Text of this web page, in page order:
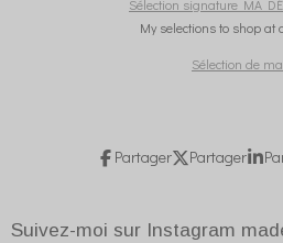
Sélection signature MA
My selections to shop at
Sélection de
Partager Partager
Suivez-moi sur Instagram